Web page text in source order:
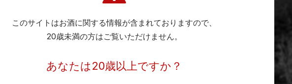
このサイトはお酒に関する情報が含まれておりますので、
20歳未満の方はご覧いただけません。
あなたは20歳以上ですか？